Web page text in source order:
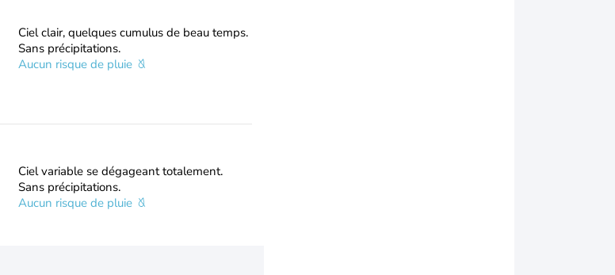
Ciel clair, quelques cumulus de beau temps.
Sans précipitations.
Aucun risque de pluie
Ciel variable se dégageant totalement.
Sans précipitations.
Aucun risque de pluie